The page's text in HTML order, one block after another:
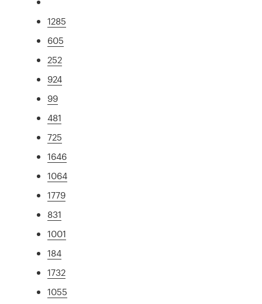
1285
605
252
924
99
481
725
1646
1064
1779
831
1001
184
1732
1055